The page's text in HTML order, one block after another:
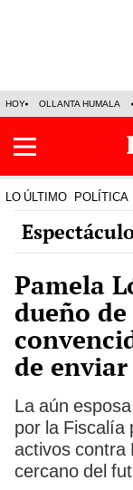
HOY OLLANTA HUMALA
LO ÚLTIMO POLÍTICA
Pamela
dueño
de
La aún
por la Fiscalía
activos contra
cercano del